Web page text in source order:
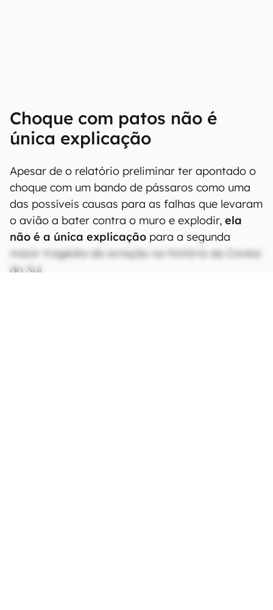
Choque com patos não é
única explicação
Apesar de o relatório preliminar ter apontado o
choque com um bando de pássaros como uma
das possíveis causas para as falhas que levaram
o avião a bater contra o muro e explodir, ela
não é a única explicação para a segunda
maior tragédia da aviação na história da Coreia
do Sul.